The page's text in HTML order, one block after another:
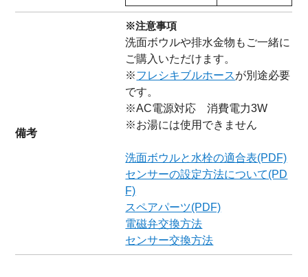
備考
※注意事項
洗面ボウルや排水金物もご一緒に
ご購入いただけます。
※フレシキブルホースが別途必要
です。
※AC電源対応 消費電力3W
※お湯には使用できません
洗面ボウルと水栓の適合表(PDF)
センサーの設定方法について(PD
F)
スペアパーツ(PDF)
電磁弁交換方法
センサー交換方法